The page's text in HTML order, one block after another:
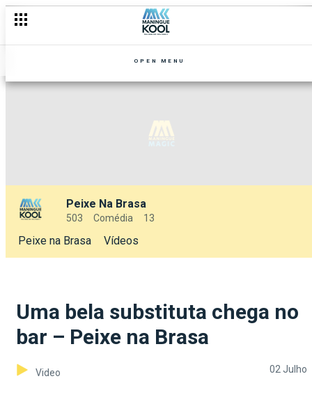
OPEN MENU
Peixe Na Brasa
503 Comédia 13
Peixe na Brasa Vídeos
Uma bela substituta chega no
bar – Peixe na Brasa
Video 02 Julho